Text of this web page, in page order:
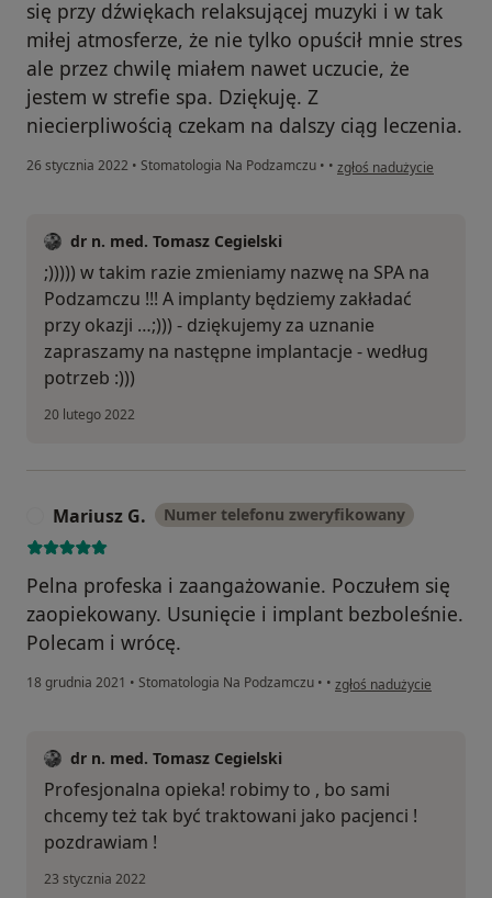
się przy dźwiękach relaksującej muzyki i w tak
miłej atmosferze, że nie tylko opuścił mnie stres
ale przez chwilę miałem nawet uczucie, że
jestem w strefie spa. Dziękuję. Z
niecierpliwością czekam na dalszy ciąg leczenia.
26 stycznia 2022 • Stomatologia Na Podzamczu • • w opinii użytkownika
zgłoś nadużycie
dr n. med. Tomasz Cegielski
;))))) w takim razie zmieniamy nazwę na SPA na
Podzamczu !!! A implanty będziemy zakładać
przy okazji …;))) - dziękujemy za uznanie
zapraszamy na następne implantacje - według
potrzeb :)))
20 lutego 2022
Mariusz G. Numer telefonu zweryfikowany
Pelna profeska i zaangażowanie. Poczułem się
zaopiekowany. Usunięcie i implant bezboleśnie.
Polecam i wrócę.
18 grudnia 2021 • Stomatologia Na Podzamczu • • w opinii użytkownika
zgłoś nadużycie
dr n. med. Tomasz Cegielski
Profesjonalna opieka! robimy to , bo sami
chcemy też tak być traktowani jako pacjenci !
pozdrawiam !
23 stycznia 2022